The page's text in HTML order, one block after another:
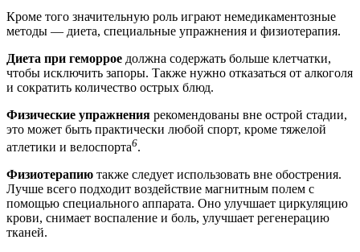
Кроме того значительную роль играют немедикаментозные
методы — диета, специальные упражнения и физиотерапия.
Диета при геморрое должна содержать больше клетчатки,
чтобы исключить запоры. Также нужно отказаться от алкоголя
и сократить количество острых блюд.
Физические упражнения рекомендованы вне острой стадии,
это может быть практически любой спорт, кроме тяжелой
атлетики и велоспорта6.
Физиотерапию также следует использовать вне обострения.
Лучше всего подходит воздействие магнитным полем с
помощью специального аппарата. Оно улучшает циркуляцию
крови, снимает воспаление и боль, улучшает регенерацию
тканей.